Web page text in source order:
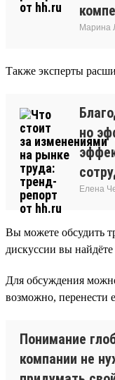
Марина
Также эксперты
но
Елена
Вы можете обсудить
дискуссии вы
Для обсуждения
возможно, перенести
Понимание
компании не